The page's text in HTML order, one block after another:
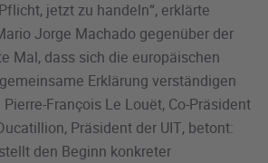
jetzt zu handeln“, erklärte
Jorge Machado gegenüber der
Mal, dass sich die europäischen
Erklärung verständigen
François Le Louët, Co-Präsident
Präsident der UIT, betont:
den Beginn konkreter